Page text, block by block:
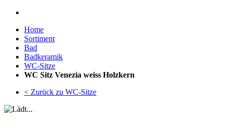
Home
Sortiment
Bad
Badkeramik
WC-Sitze
WC Sitz Venezia weiss Holzkern
< Zurück zu WC-Sitze